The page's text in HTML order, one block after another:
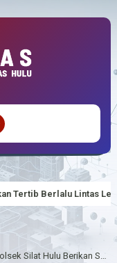
Program Polisi